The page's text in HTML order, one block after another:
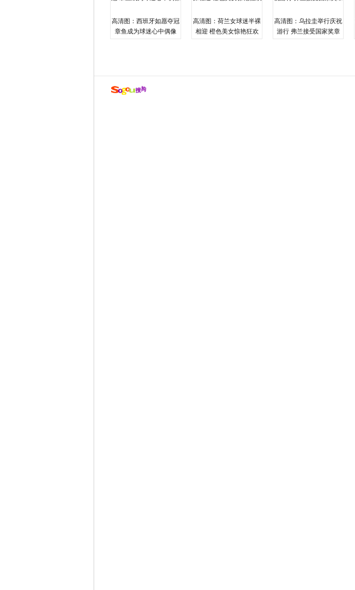
高清图：西班牙如愿夺冠
章鱼成为球迷心中偶像
高清图：荷兰女球迷半裸
相迎 橙色美女惊艳狂欢
高清图：乌拉圭举行庆祝
游行 弗兰接受国家奖章